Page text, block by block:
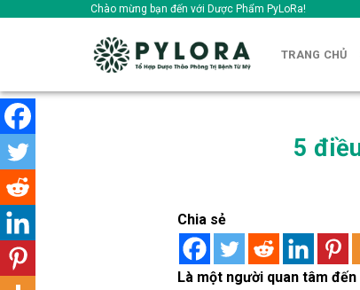
Chào mừng bạn đến với Dược Phẩm PyLoRa!
TRANG CHỦ
5
Chia sẻ
Là một người quan tâm